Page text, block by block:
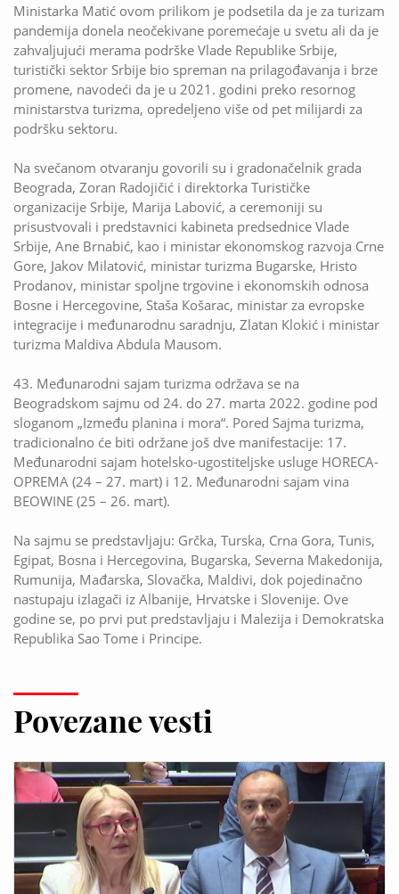
Ministarka Matić ovom prilikom je podsetila da je za turizam
pandemija donela neočekivane poremećaje u svetu ali da je
zahvaljujući merama podrške Vlade Republike Srbije,
turistički sektor Srbije bio spreman na prilagođavanja i brze
promene, navodeći da je u 2021. godini preko resornog
ministarstva turizma, opredeljeno više od pet milijardi za
podršku sektoru.
Na svečanom otvaranju govorili su i gradonačelnik grada
Beograda, Zoran Radojičić i direktorka Turističke
organizacije Srbije, Marija Labović, a ceremoniji su
prisustvovali i predstavnici kabineta predsednice Vlade
Srbije, Ane Brnabić, kao i ministar ekonomskog razvoja Crne
Gore, Jakov Milatović, ministar turizma Bugarske, Hristo
Prodanov, ministar spoljne trgovine i ekonomskih odnosa
Bosne i Hercegovine, Staša Кošarac, ministar za evropske
integracije i međunarodnu saradnju, Zlatan Кlokić i ministar
turizma Maldiva Abdula Mausom.
43. Međunarodni sajam turizma održava se na
Beogradskom sajmu od 24. do 27. marta 2022. godine pod
sloganom „Između planina i mora“. Pored Sajma turizma,
tradicionalno će biti održane još dve manifestacije: 17.
Međunarodni sajam hotelsko-ugostiteljske usluge HORECA-
OPREMA (24 – 27. mart) i 12. Međunarodni sajam vina
BEOWINE (25 – 26. mart).
Na sajmu se predstavljaju: Grčka, Turska, Crna Gora, Tunis,
Egipat, Bosna i Hercegovina, Bugarska, Severna Makedonija,
Rumunija, Mađarska, Slovačka, Maldivi, dok pojedinačno
nastupaju izlagači iz Albanije, Hrvatske i Slovenije. Ove
godine se, po prvi put predstavljaju i Malezija i Demokratska
Republika Sao Tome i Principe.
Povezane vesti